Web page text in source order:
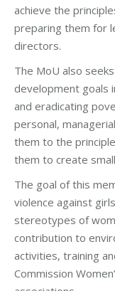
achieve the
preparing them for
directors.
The MoU also
development goals
and eradicating
personal,
them to the
them to create
The goal of this
violence against
stereotypes of
contribution to
activities, training
Commission